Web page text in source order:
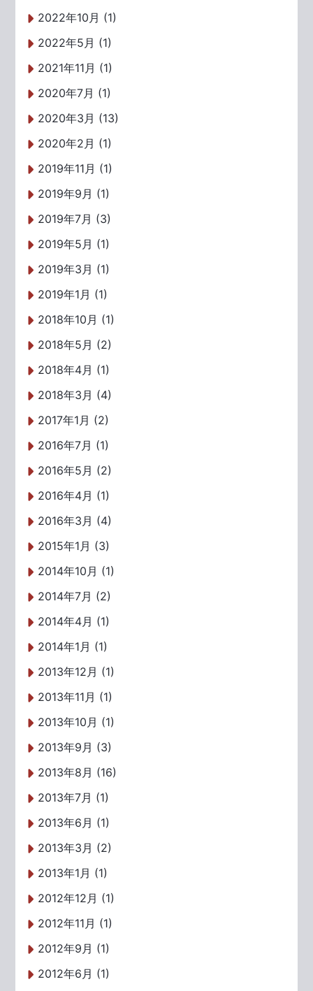
2022年10月 (1)
2022年5月 (1)
2021年11月 (1)
2020年7月 (1)
2020年3月 (13)
2020年2月 (1)
2019年11月 (1)
2019年9月 (1)
2019年7月 (3)
2019年5月 (1)
2019年3月 (1)
2019年1月 (1)
2018年10月 (1)
2018年5月 (2)
2018年4月 (1)
2018年3月 (4)
2017年1月 (2)
2016年7月 (1)
2016年5月 (2)
2016年4月 (1)
2016年3月 (4)
2015年1月 (3)
2014年10月 (1)
2014年7月 (2)
2014年4月 (1)
2014年1月 (1)
2013年12月 (1)
2013年11月 (1)
2013年10月 (1)
2013年9月 (3)
2013年8月 (16)
2013年7月 (1)
2013年6月 (1)
2013年3月 (2)
2013年1月 (1)
2012年12月 (1)
2012年11月 (1)
2012年9月 (1)
2012年6月 (1)